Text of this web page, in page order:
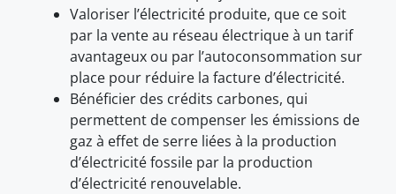
Valoriser l’électricité produite, que ce soit
par la vente au réseau électrique à un tarif
avantageux ou par l’autoconsommation sur
place pour réduire la facture d’électricité.
Bénéficier des crédits carbones, qui
permettent de compenser les émissions de
gaz à effet de serre liées à la production
d’électricité fossile par la production
d’électricité renouvelable.